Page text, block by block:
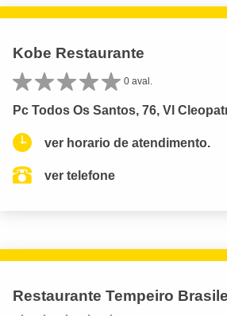
Kobe Restaurante
0 aval.
Pc Todos Os Santos, 76, Vl
ver horario de atendimento.
ver telefone
Restaurante Tempeiro